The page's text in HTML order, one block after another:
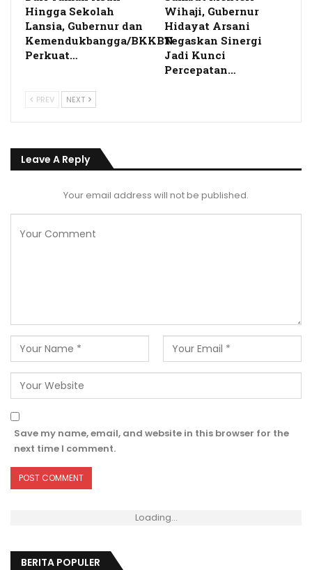
Hingga Sekolah
Lansia, Gubernur dan
Kemendukbangga/BKKBN
Perkuat…
Wihaji, Gubernur
Hidayat Arsani
Tegaskan Sinergi
Jadi Kunci
Percepatan…
PREV NEXT
Leave A Reply
Your email address will not be published.
Save my name, email, and website in this browser for the
next time I comment.
Loading...
BERITA POPULER